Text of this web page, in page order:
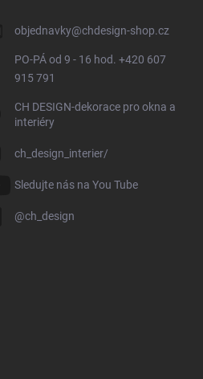
objednavky@chdesign-shop.cz
PO-PÁ od 9 - 16 hod. +420 607
915 791
CH DESIGN-dekorace pro okna a
interiéry
ch_design_interier/
Sledujte nás na You Tube
@ch_design